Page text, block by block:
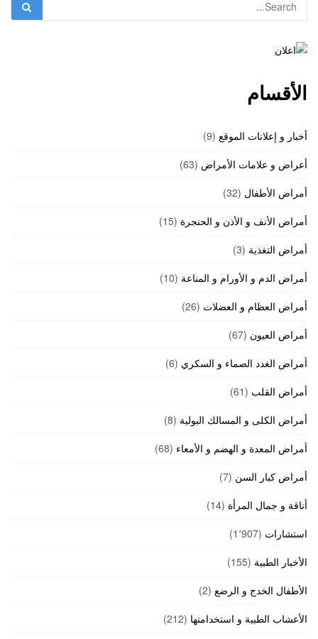
الأقسام
أخبار و إعلانات الموقع (9)
أعراض و علامات الأمراض (63)
أمراض الأطفال (32)
أمراض الأنف و الأذن و الحنجرة (15)
أمراض التغذية (3)
أمراض الدم و الأورام و المناعة (10)
أمراض العظام و العضلات (26)
أمراض العيون (67)
أمراض الغدد الصماء و السكري (6)
أمراض القلب (61)
أمراض الكلى و المسالك البولية (8)
أمراض المعدة و الهضم و الأمعاء (68)
أمراض كبار السن (7)
أناقة و جمال المرأة (14)
استشارات (1٬907)
الأخبار الطبية (155)
الأطفال الخدج و الرضع (2)
الأعشاب الطبية و استخدامتها (212)